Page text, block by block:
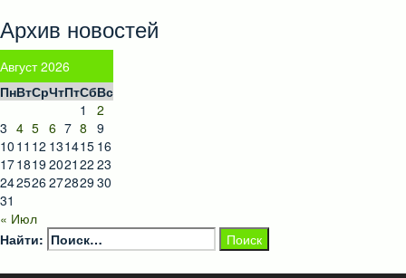
Архив новостей
Август 2026
ПнВтСрЧтПтСбВс
1
2
3 4 5 6 7 8 9
10 11 12 131415 16
171819 2021 22 23
242526 272829 30
31
« Июл
Найти: